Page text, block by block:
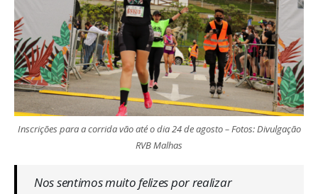
Inscrições para a corrida vão até o dia 24 de agosto – Fotos: Divulgação
RVB Malhas
Nos sentimos muito felizes por realizar